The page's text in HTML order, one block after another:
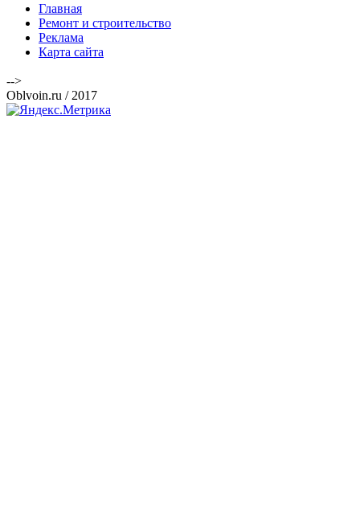
Главная
Ремонт и строительство
Реклама
Карта сайта
-->
Oblvoin.ru / 2017